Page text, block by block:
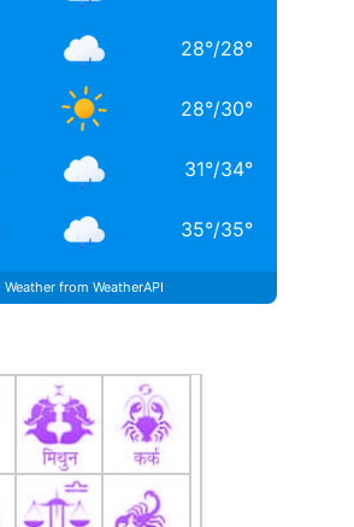
28°/28°
28°/30°
31°/34°
35°/35°
Weather from WeatherAPI